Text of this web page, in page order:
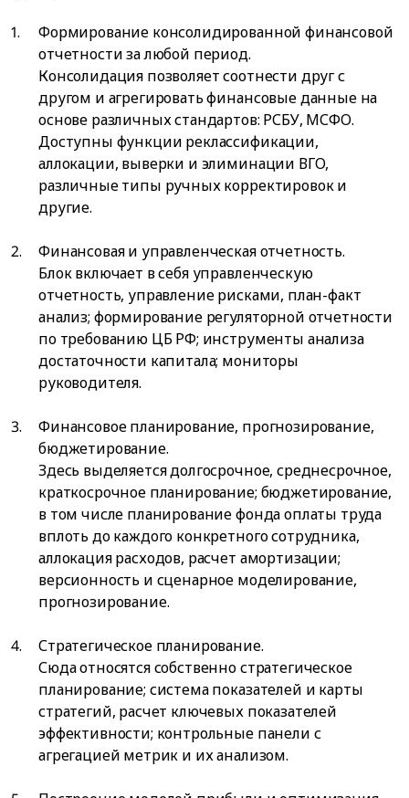
Формирование консолидированной финансовой
отчетности за любой период.
Консолидация позволяет соотнести друг с
другом и агрегировать финансовые данные на
основе различных стандартов: РСБУ, МСФО.
Доступны функции реклассификации,
аллокации, выверки и элиминации ВГО,
различные типы ручных корректировок и
другие.
Финансовая и управленческая отчетность.
Блок включает в себя управленческую
отчетность, управление рисками, план-факт
анализ; формирование регуляторной отчетности
по требованию ЦБ РФ; инструменты анализа
достаточности капитала; мониторы
руководителя.
Финансовое планирование, прогнозирование,
бюджетирование.
Здесь выделяется долгосрочное, среднесрочное,
краткосрочное планирование; бюджетирование,
в том числе планирование фонда оплаты труда
вплоть до каждого конкретного сотрудника,
аллокация расходов, расчет амортизации;
версионность и сценарное моделирование,
прогнозирование.
Стратегическое планирование.
Сюда относятся собственно стратегическое
планирование; система показателей и карты
стратегий, расчет ключевых показателей
эффективности; контрольные панели с
агрегацией метрик и их анализом.